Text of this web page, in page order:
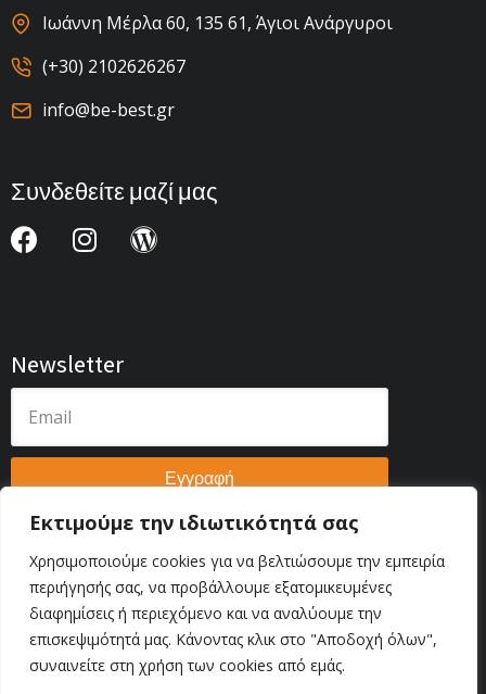
Εκτιμούμε την ιδιωτικότητά σας
Χρησιμοποιούμε cookies για να βελτιώσουμε την εμπειρία
περιήγησής σας, να προβάλλουμε εξατομικευμένες
διαφημίσεις ή περιεχόμενο και να αναλύουμε την
επισκεψιμότητά μας. Κάνοντας κλικ στο "Αποδοχή όλων",
συναινείτε στη χρήση των cookies από εμάς.
Ιωάννη Μέρλα 60, 135 61, Άγιοι Ανάργυροι
(+30) 2102626267
info@be-best.gr
Συνδεθείτε μαζί μας
Newsletter
Εγγραφή
© 2026 AutoTecExpo . All Rights Reserved. | Web Development
Πολιτική Απορρήτου